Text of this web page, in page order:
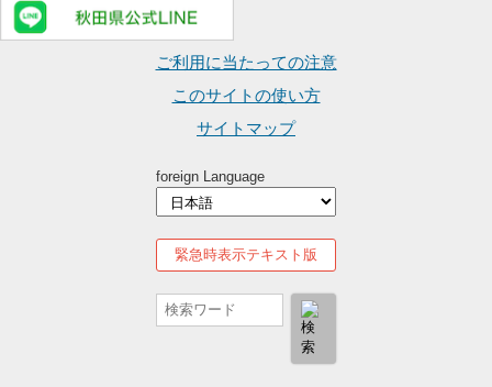
ご利用に当たっての注意
このサイトの使い方
サイトマップ
foreign Language
緊急時表示テキスト版